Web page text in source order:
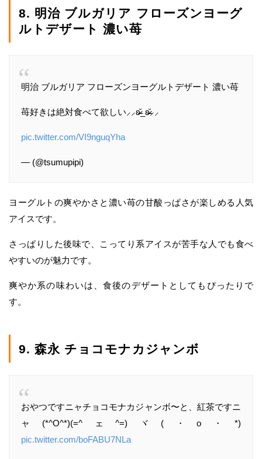
8. 明治 ブルガリア フローズンヨーグ
ルトデザート 濃い苺
明治 ブルガリア フローズンヨーグルトデザート 濃い苺
苺好きは絶対食べて欲しい⸝⸝ʚ̴̶̷̆_ʚ̴̶̷̆⸝⸝
pic.twitter.com/VI9nguqYha
— (@tsumupipi)
ヨーグルトの爽やかさと濃い苺の甘酸っぱさが楽しめる人気
アイスです。
さっぱりした後味で、こってり系アイスが苦手な人でも食べ
やすいのが魅力です。
爽やか系の味わいは、食後のデザートとしてもぴったりで
す。
9. 森永 チョコモナカジャンボ
おやつです️ニャ️チョコモナカジャンボ〜と、紅茶です️ニ
ャ️(*^O^*)(=^ェ^=)ヾ(・o・*)
pic.twitter.com/boFABU7NLa